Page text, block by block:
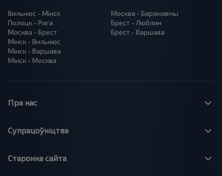
Вильнюс - Мінск
Полоцк - Рига
Москва - Брест
Мінск - Вильнюс
Мінск - Варшава
Мінск - Москва
Москва - Баранавiчы
Брест - Люблин
Брест - Варшава
Пра нас
Супрацоўніцтва
Старонка сайта